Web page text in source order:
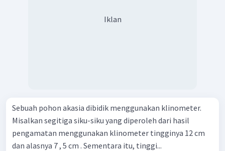
Iklan
Sebuah pohon akasia dibidik menggunakan klinometer.
Misalkan segitiga siku-siku yang diperoleh dari hasil
pengamatan menggunakan klinometer tingginya 12 cm
dan alasnya 7 , 5 cm . Sementara itu, tinggi...